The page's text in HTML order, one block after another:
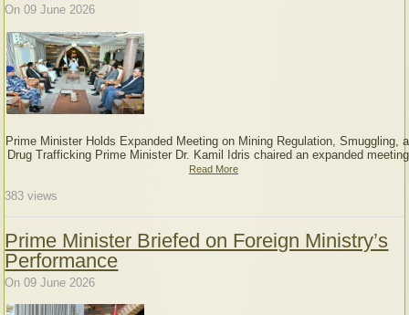
On 09 June 2026
Prime Minister Holds Expanded Meeting on Mining Regulation, Smuggling,
Drug Trafficking Prime Minister Dr. Kamil Idris chaired an expanded
Read More
383 views
Prime Minister Briefed on Foreign Ministry’s
Performance
On 09 June 2026